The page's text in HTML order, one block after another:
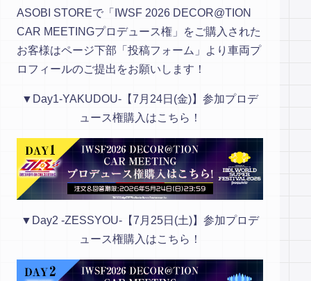
プレミアム会員とは
ASOBI STOREで「IWSF 2026 DECOR@TION
CAR MEETINGプロデュース権」をご購入された
お客様はページ下部「投稿フォーム」より車両プ
ロフィールのご提出をお願いします！
▼Day1-YAKUDOU-【7月24日(金)】参加プロデ
ュース権購入はこちら！
▼Day2 -ZESSYOU-【7月25日(土)】参加プロデ
ュース権購入はこちら！